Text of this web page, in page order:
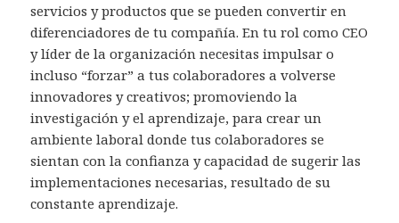
servicios y productos que se pueden convertir en
diferenciadores de tu compañía. En tu rol como CEO
y líder de la organización necesitas impulsar o
incluso “forzar” a tus colaboradores a volverse
innovadores y creativos; promoviendo la
investigación y el aprendizaje, para crear un
ambiente laboral donde tus colaboradores se
sientan con la confianza y capacidad de sugerir las
implementaciones necesarias, resultado de su
constante aprendizaje.